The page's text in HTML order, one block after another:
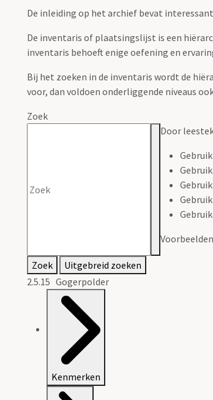
De inleiding op het archief bevat
De inventaris of plaatsingslijst is een
inventaris behoeft enige oefening en
Bij het zoeken in de inventaris wordt de
voor, dan voldoen onderliggende niveaus
Zoek
Door
Zoek
Uitgebreid zoeken
2.5.15 Gogerpolder
Kenmerken